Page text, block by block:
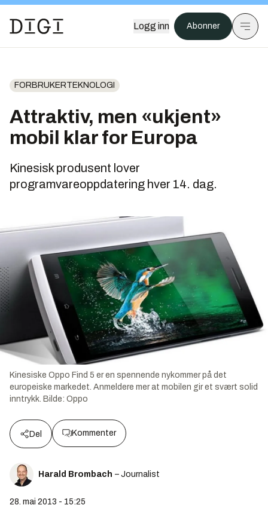
Logg inn Abonner
FORBRUKERTEKNOLOGI
Attraktiv, men «ukjent»
mobil klar for Europa
Kinesisk produsent lover
programvareoppdatering hver 14. dag.
Kinesiske Oppo Find 5 er en spennende nykommer på det
europeiske markedet. Anmeldere mer at mobilen gir et svært solid
inntrykk. Bilde: Oppo
Del Kommenter
Harald Brombach – Journalist
28. mai 2013 - 15:25